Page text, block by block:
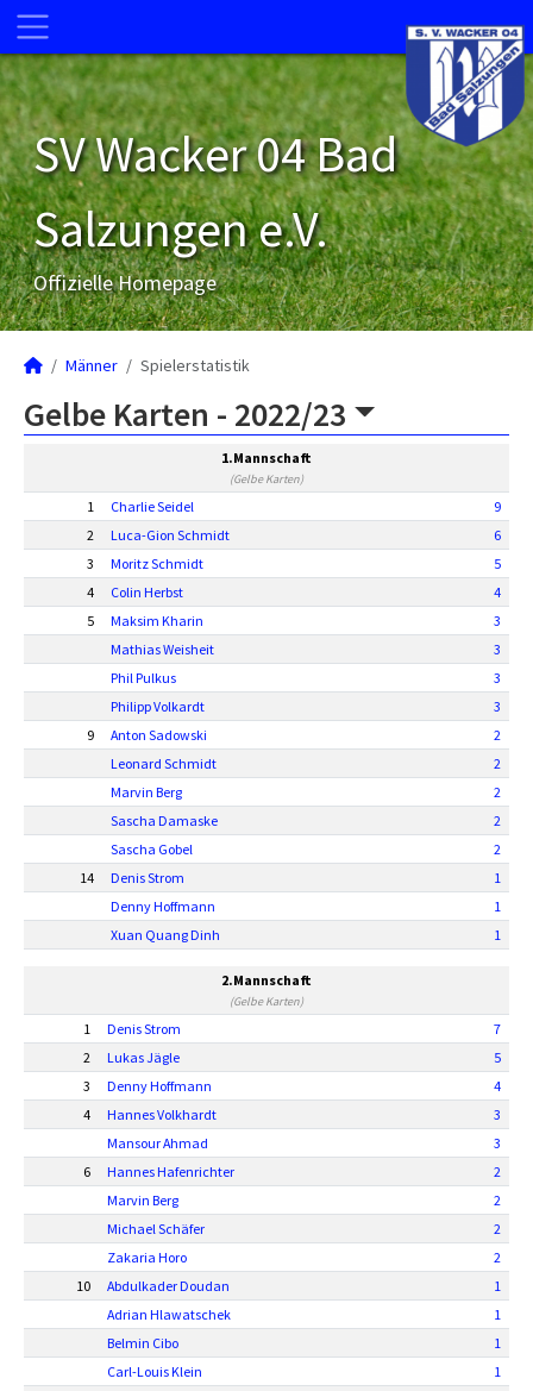
SV Wacker 04 Bad
Salzungen e.V.
Offizielle Homepage
Männer Spielerstatistik
Gelbe Karten - 2022/23
1.Mannschaft
(Gelbe Karten)
1 Charlie Seidel
9
2
Luca-Gion Schmidt
6
3
Moritz Schmidt
5
4
Colin Herbst
4
5
Maksim Kharin
3
Mathias Weisheit
3
Phil Pulkus
3
Philipp Volkardt
3
9
Anton Sadowski
2
Leonard Schmidt
2
Marvin Berg
2
Sascha Damaske
2
Sascha Gobel
2
14
Denis Strom
1
Denny Hoffmann
1
Xuan Quang Dinh
1
2.Mannschaft
(Gelbe Karten)
1 Denis Strom
7
2
Lukas Jägle
5
3
Denny Hoffmann
4
4
Hannes Volkhardt
3
Mansour Ahmad
3
6
Hannes Hafenrichter
2
Marvin Berg
2
Michael Schäfer
2
Zakaria Horo
2
10
Abdulkader Doudan
1
Adrian Hlawatschek
1
Belmin Cibo
1
Carl-Louis Klein
1